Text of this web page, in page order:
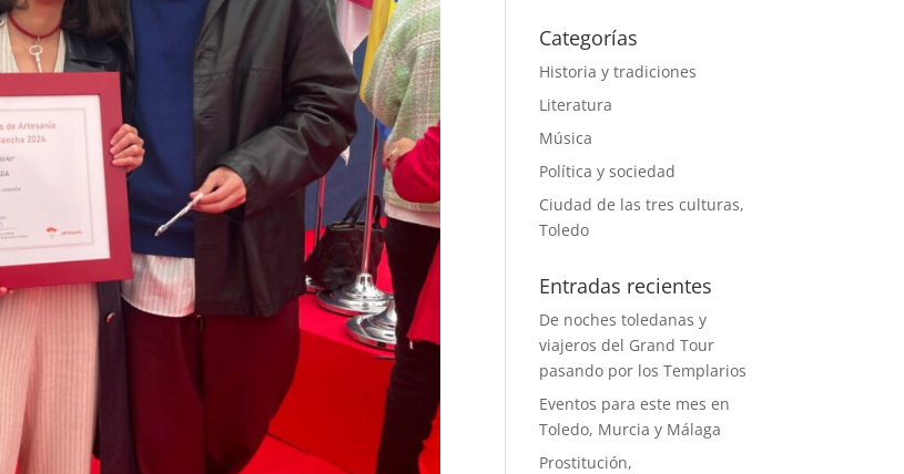
Categorías
Historia y tradiciones
Literatura
Música
Política y sociedad
Ciudad de las tres culturas,
Toledo
Entradas recientes
De noches toledanas y
viajeros del Grand Tour
pasando por los Templarios
Eventos para este mes en
Toledo, Murcia y Málaga
Prostitución,